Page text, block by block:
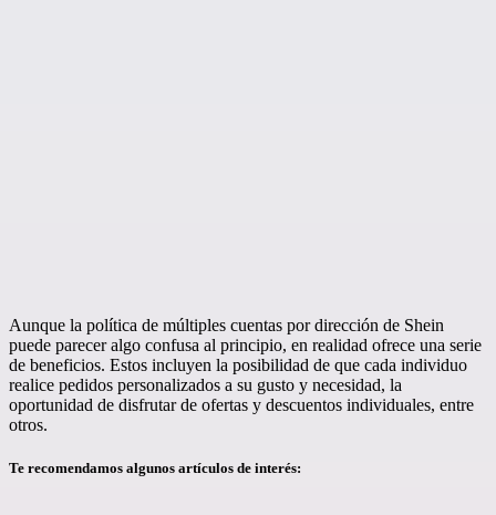
Aunque la política de múltiples cuentas por dirección de Shein
puede parecer algo confusa al principio, en realidad ofrece una serie
de beneficios. Estos incluyen la posibilidad de que cada individuo
realice pedidos personalizados a su gusto y necesidad, la
oportunidad de disfrutar de ofertas y descuentos individuales, entre
otros.
Te recomendamos algunos artículos de interés: